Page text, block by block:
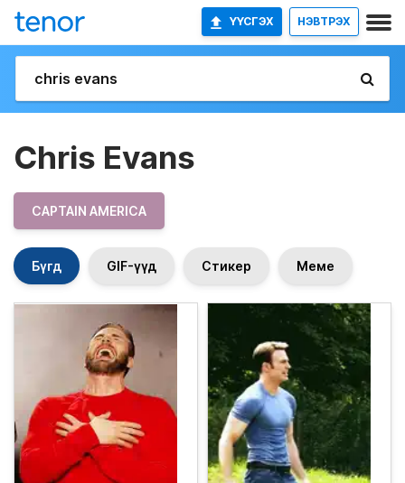
ҮҮСГЭХ НЭВТРЭХ
Chris Evans
CAPTAIN AMERICA
Бүгд GIF-үүд Стикер Меме